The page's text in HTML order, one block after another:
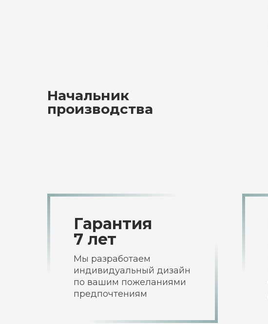
Начальник
производства
Мы разработаем
индивидуальный дизайн
по вашим пожеланиями
предпочтениям
Гарантия
7 лет